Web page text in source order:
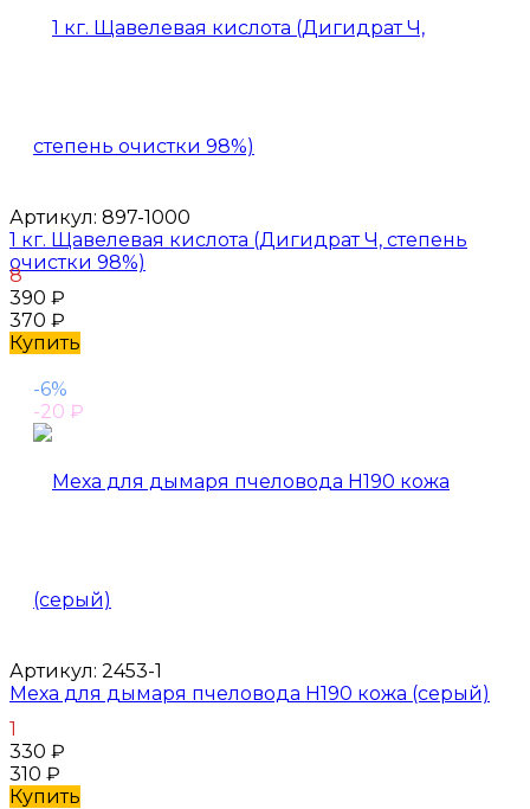
Артикул: 897-1000
1 кг. Щавелевая кислота (Дигидрат Ч, степень
очистки 98%)
8
390 ₽
370 ₽
Купить
-6%
-20 ₽
Артикул: 2453-1
Меха для дымаря пчеловода H190 кожа (серый)
1
330 ₽
310 ₽
Купить